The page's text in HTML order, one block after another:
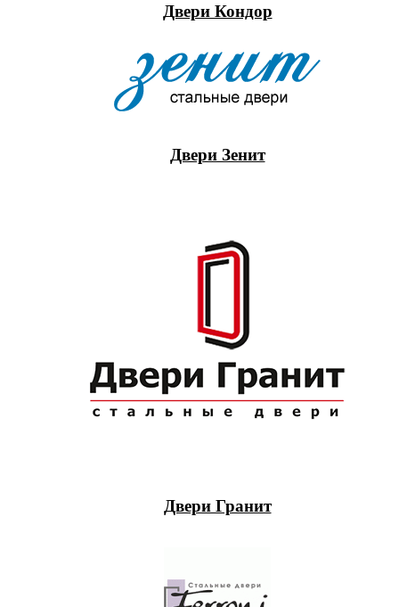
Двери Кондор
Двери Зенит
Двери Гранит